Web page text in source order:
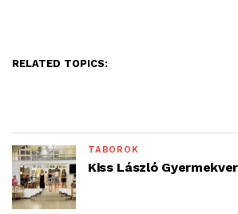
RELATED TOPICS:
TÁBOROK
Kiss László